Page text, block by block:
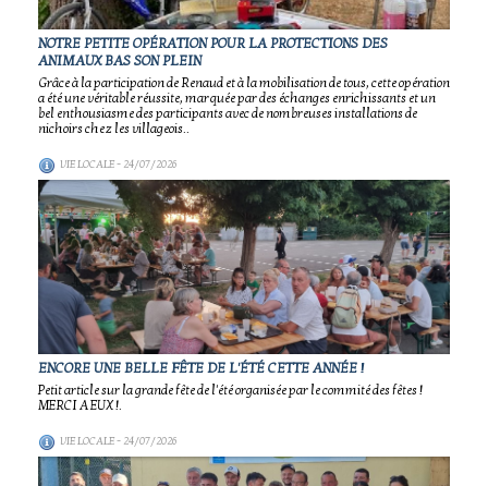
NOTRE PETITE OPÉRATION POUR LA PROTECTIONS DES
ANIMAUX BAS SON PLEIN
Grâce à la participation de Renaud et à la mobilisation de tous, cette opération
a été une véritable réussite, marquée par des échanges enrichissants et un
bel enthousiasme des participants avec de nombreuses installations de
nichoirs chez les villageois..
VIE LOCALE- 24/07/2026
ENCORE UNE BELLE FÊTE DE L'ÉTÉ CETTE ANNÉE !
Petit article sur la grande fête de l'été organisée par le commité des fêtes !
MERCI A EUX !.
VIE LOCALE- 24/07/2026